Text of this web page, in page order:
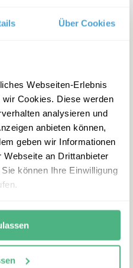
Über Cookies
Webseiten-Erlebnis
Cookies. Diese werden
analysieren und
anbieten können,
geben wir Informationen
an Drittanbieter
können Ihre Einwilligung
Freitag: